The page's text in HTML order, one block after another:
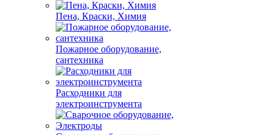
Пена, Краски, Химия
Пожарное оборудование,
сантехника
Расходники для
электроинструмента